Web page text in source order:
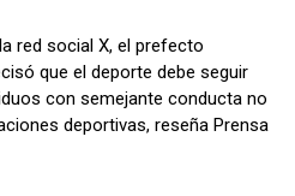
red social X, el prefecto
que el deporte debe seguir
con semejante conducta no
deportivas, reseña Prensa